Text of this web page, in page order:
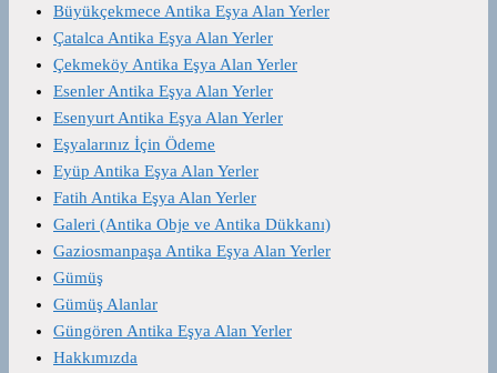
Büyükçekmece Antika Eşya Alan Yerler
Çatalca Antika Eşya Alan Yerler
Çekmeköy Antika Eşya Alan Yerler
Esenler Antika Eşya Alan Yerler
Esenyurt Antika Eşya Alan Yerler
Eşyalarınız İçin Ödeme
Eyüp Antika Eşya Alan Yerler
Fatih Antika Eşya Alan Yerler
Galeri (Antika Obje ve Antika Dükkanı)
Gaziosmanpaşa Antika Eşya Alan Yerler
Gümüş
Gümüş Alanlar
Güngören Antika Eşya Alan Yerler
Hakkımızda